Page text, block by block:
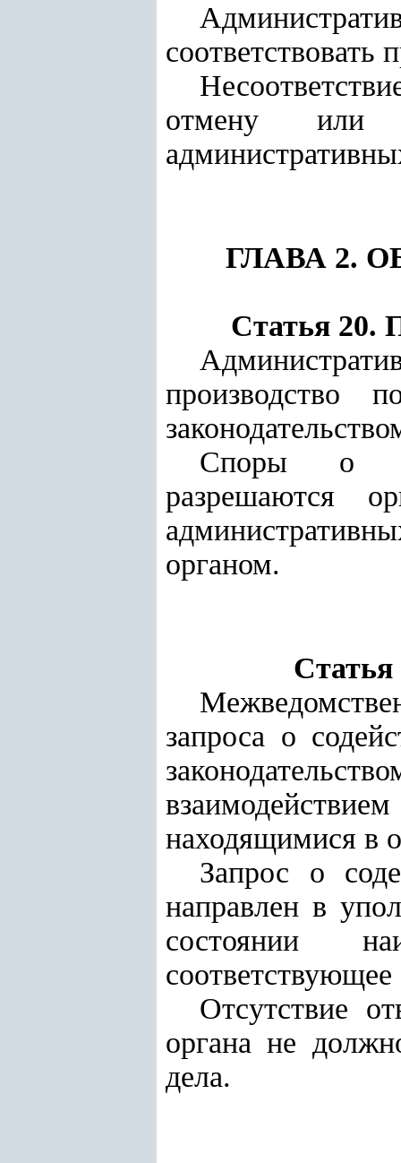
отмену или
ГЛАВА 2.
Статья 20.
производство
Споры о
разрешаются
органом.
Статья
запроса о
находящимися в
Запрос о
направлен в
состоянии
соответствующее
Отсутствие
органа не
дела.